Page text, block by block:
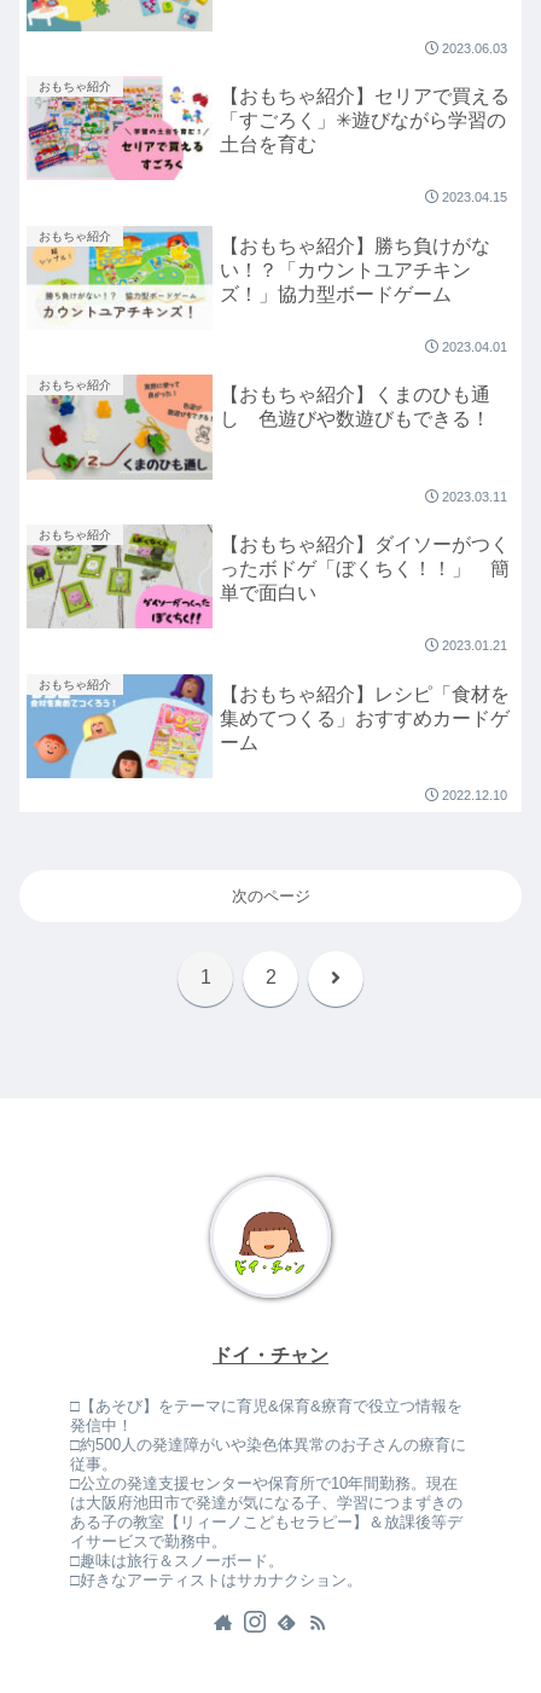
2023.06.03
おもちゃ紹介
【おもちゃ紹介】セリアで買える
「すごろく」✳︎遊びながら学習の
土台を育む
2023.04.15
おもちゃ紹介
【おもちゃ紹介】勝ち負けがな
い！？「カウントユアチキン
ズ！」協力型ボードゲーム
2023.04.01
おもちゃ紹介
【おもちゃ紹介】くまのひも通
し 色遊びや数遊びもできる！
2023.03.11
おもちゃ紹介
【おもちゃ紹介】ダイソーがつく
ったボドゲ「ぼくちく！！」 簡
単で面白い
2023.01.21
おもちゃ紹介
【おもちゃ紹介】レシピ「食材を
集めてつくる」おすすめカードゲ
ーム
2022.12.10
次のページ
1 2 次
ドイ・チャン
□【あそび】をテーマに育児&保育&療育で役立つ情報を
発信中！
□約500人の発達障がいや染色体異常のお子さんの療育に
従事。
□公立の発達支援センターや保育所で10年間勤務。現在
は大阪府池田市で発達が気になる子、学習につまずきの
ある子の教室【リィーノこどもセラピー】＆放課後等デ
イサービスで勤務中。
□趣味は旅行＆スノーボード。
□好きなアーティストはサカナクション。